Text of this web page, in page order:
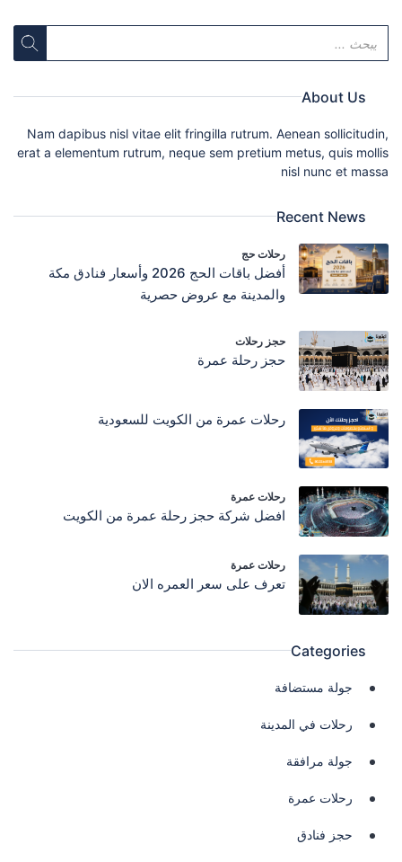
About Us
Nam dapibus nisl vitae elit fringilla rutrum. Aenean sollicitudin,
erat a elementum rutrum, neque sem pretium metus, quis mollis
nisl nunc et massa
Recent News
رحلات حج
أفضل باقات الحج 2026 وأسعار فنادق مكة
والمدينة مع عروض حصرية
حجز رحلات
حجز رحلة عمرة
رحلات عمرة من الكويت للسعودية
رحلات عمرة
افضل شركة حجز رحلة عمرة من الكويت
رحلات عمرة
تعرف على سعر العمره الان
Categories
جولة مستضافة
رحلات في المدينة
جولة مرافقة
رحلات عمرة
حجز فنادق